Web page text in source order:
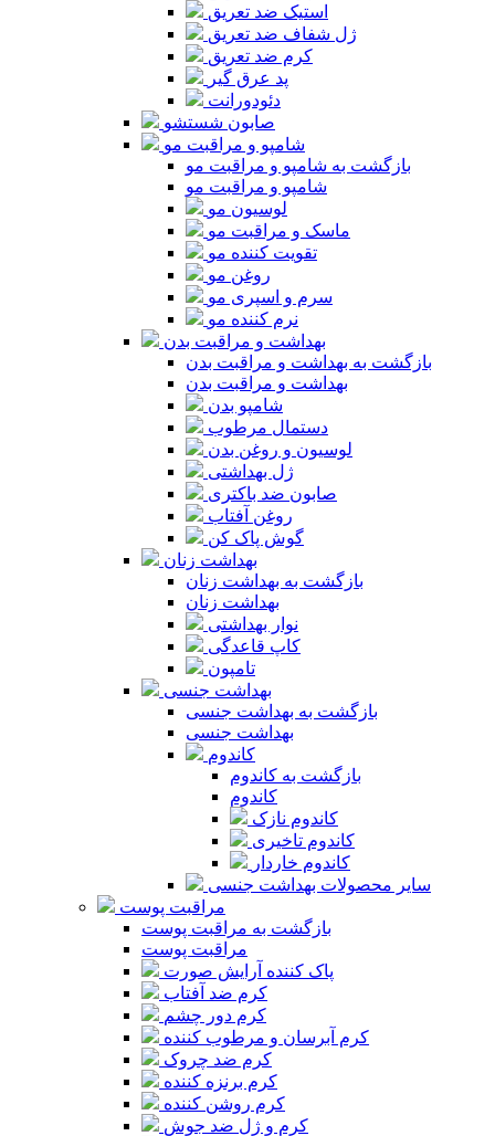
استیک ضد تعریق
ژل شفاف ضد تعریق
کرم ضد تعریق
پد عرق گیر
دئودورانت
صابون شستشو
شامپو و مراقبت مو
بازگشت به شامپو و مراقبت مو
شامپو و مراقبت مو
لوسیون مو
ماسک و مراقبت مو
تقویت کننده مو
روغن مو
سرم و اسپری مو
نرم کننده مو
بهداشت و مراقبت بدن
بازگشت به بهداشت و مراقبت بدن
بهداشت و مراقبت بدن
شامپو بدن
دستمال مرطوب
لوسیون و روغن بدن
ژل بهداشتی
صابون ضد باکتری
روغن آفتاب
گوش پاک کن
بهداشت زنان
بازگشت به بهداشت زنان
بهداشت زنان
نوار بهداشتی
کاپ قاعدگی
تامپون
بهداشت جنسی
بازگشت به بهداشت جنسی
بهداشت جنسی
کاندوم
بازگشت به کاندوم
کاندوم
کاندوم نازک
کاندوم تاخیری
کاندوم خاردار
سایر محصولات بهداشت جنسی
مراقبت پوست
بازگشت به مراقبت پوست
مراقبت پوست
پاک کننده آرایش صورت
کرم ضد آفتاب
کرم دور چشم
کرم آبرسان و مرطوب کننده
کرم ضد چروک
کرم برنزه کننده
کرم روشن کننده
کرم و ژل ضد جوش